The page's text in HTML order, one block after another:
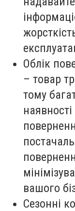
Облік
– товар
тому
вашого
Сезонні